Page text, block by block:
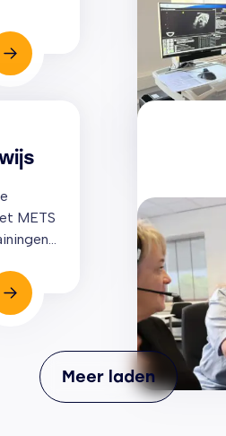
die
METS
Zo
Meer laden